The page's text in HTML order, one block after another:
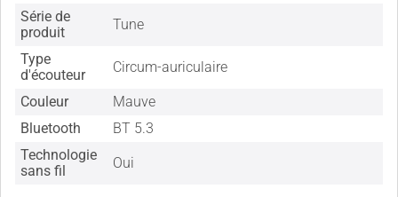
Série de
produit
Tune
Type
d'écouteur
Circum-auriculaire
Couleur
Mauve
Bluetooth
BT 5.3
Technologie
sans fil
Oui